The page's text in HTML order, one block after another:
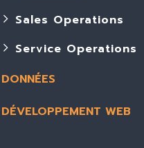
Sales Operations
Service Operations
DONNÉES
DÉVELOPPEMENT WEB